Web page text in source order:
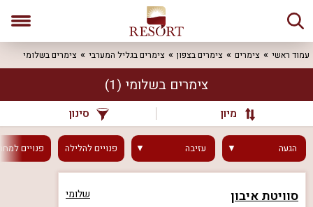
עמוד ראשי צימרים צימרים בצפון צימרים בגליל המערבי צימרים בשלומי
צימרים בשלומי (1)
מיון סינון
הגעה עזיבה פנוייםלהלילה פנויים
סוויטת איבון שלומי